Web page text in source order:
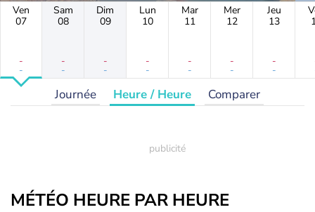
Ven
07
-
-
Sam
08
-
-
Dim
09
-
-
Lun
10
-
-
Mar
11
-
-
Mer
12
-
-
Jeu
13
-
-
Journée Heure / Heure Comparer
MÉTÉO HEURE PAR HEURE